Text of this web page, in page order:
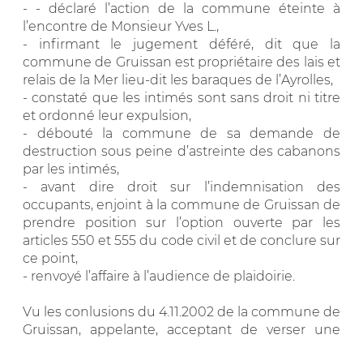
- - déclaré l’action de la commune éteinte à
l’encontre de Monsieur Yves L.,
- infirmant le jugement déféré, dit que la
commune de Gruissan est propriétaire des lais et
relais de la Mer lieu-dit les baraques de l’Ayrolles,
- constaté que les intimés sont sans droit ni titre
et ordonné leur expulsion,
- débouté la commune de sa demande de
destruction sous peine d’astreinte des cabanons
par les intimés,
- avant dire droit sur l’indemnisation des
occupants, enjoint à la commune de Gruissan de
prendre position sur l’option ouverte par les
articles 550 et 555 du code civil et de conclure sur
ce point,
- renvoyé l’affaire à l’audience de plaidoirie.
Vu les conlusions du 4.11.2002 de la commune de
Gruissan, appelante, acceptant de verser une